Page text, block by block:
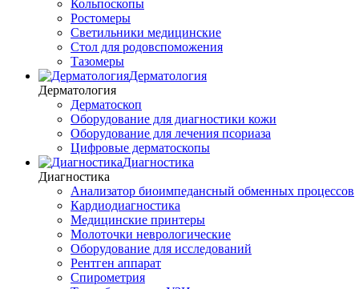
Кольпоскопы
Ростомеры
Светильники медицинские
Стол для родовспоможения
Тазомеры
Дерматология
Дерматология
Дерматоскоп
Оборудование для диагностики кожи
Оборудование для лечения псориаза
Цифровые дерматоскопы
Диагностика
Диагностика
Анализатор биоимпедансный обменных процессов
Кардиодиагностика
Медицинские принтеры
Молоточки неврологические
Оборудование для исследований
Рентген аппарат
Спирометрия